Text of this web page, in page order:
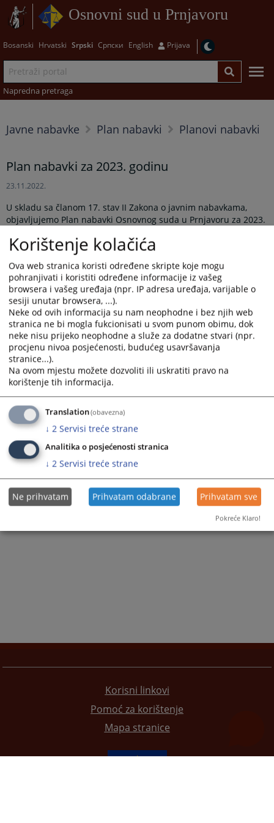
Osnovni sud u Prnjavoru
Bosanski Hrvatski Srpski Српски English Prijava
Napredna pretraga
Javne nabavke Plan nabavki Planovi nabavki
Plan nabavki za 2023. godinu
23.11.2022.
U skladu sa članom 17. stav II Zakona o javnim nabavkama,
objavljujemo Plan nabavki Osnovnog suda u Prnjavoru za 2023.
Prikazana vijest je na
Prateći dokumenti
Plan nabavki 2023
Izmjena Plana nabavki 2023 I
Izmjena Plana nabavki 2023 II
579
Korisni linkovi
Pomoć za korištenje
Mapa stranice
Korištenje kolačića
Ova web stranica koristi određene skripte koje mogu
pohranjivati i koristiti određene informacije iz vašeg
browsera i vašeg uređaja (npr. IP adresa uređaja, varijable o
sesiji unutar browsera, ...).
Neke od ovih informacija su nam neophodne i bez njih web
stranica ne bi mogla fukcionisati u svom punom obimu, dok
neke nisu prijeko neophodne a služe za dodatne stvari (npr.
procjenu nivoa posjećenosti, budućeg usavršavanja
stranice...).
Na ovom mjestu možete dozvoliti ili uskratiti pravo na
korištenje tih informacija.
Translation(obavezna)
↓ 2 Servisi treće strane
Analitika o posjećenosti stranica
↓ 2 Servisi treće strane
Ne prihvatam Prihvatam odabrane Prihvatam sve
Pokreće Klaro!